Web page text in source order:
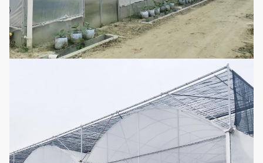
4 Rede do inseto
alta qualidade
como a matéria
prima
Opcional
proteção
verão, chuva do
bloco, umidade,
refrigerando,
Opcional